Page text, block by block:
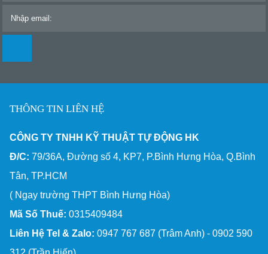
THÔNG TIN LIÊN HỆ
CÔNG TY TNHH KỸ THUẬT TỰ ĐỘNG HK
Đ/C:79/36A, Đường số 4, KP7, P.Bình Hưng Hòa, Q.Bình
Tân, TP.HCM
( Ngay trường THPT Bình Hưng Hòa)
Mã Số Thuế:0315409484
Liên Hệ Tel & Zalo:0947 767 687 (Trâm Anh) - 0902 590